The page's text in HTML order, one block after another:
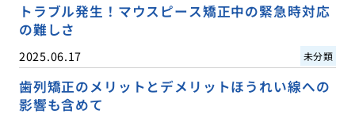
トラブル発生！マウスピース矯正中の緊急時対応
の難しさ
2025.06.17 未分類
歯列矯正のメリットとデメリットほうれい線への
影響も含めて